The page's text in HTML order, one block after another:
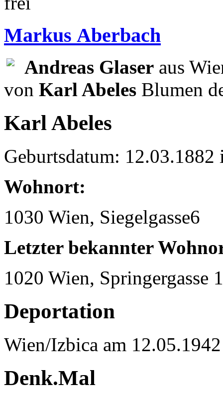
Markus Aberbach
Andreas Glaser aus
von Karl Abeles Blumen
Karl Abeles
Geburtsdatum:
Wohnort:
1030 Wien, Siegelgasse6
Letzter bekannter
1020 Wien, Springergasse
Deportation
Wien/Izbica am 12.05.1942
Denk.Mal